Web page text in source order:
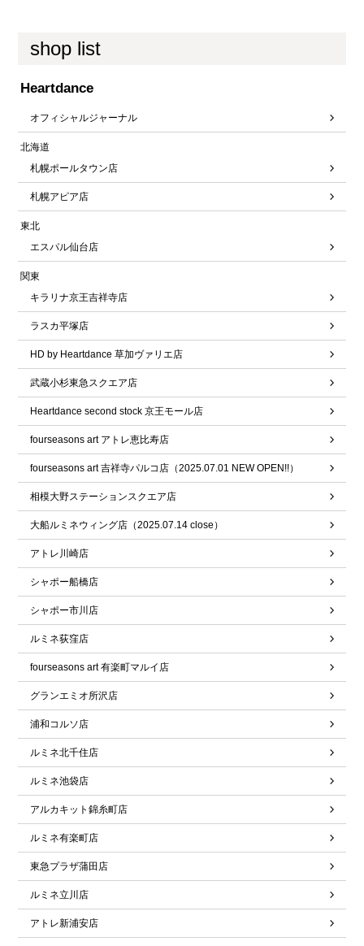
shop list
Heartdance
オフィシャルジャーナル
北海道
札幌ポールタウン店
札幌アピア店
東北
エスパル仙台店
関東
キラリナ京王吉祥寺店
ラスカ平塚店
HD by Heartdance 草加ヴァリエ店
武蔵小杉東急スクエア店
Heartdance second stock 京王モール店
fourseasons art アトレ恵比寿店
fourseasons art 吉祥寺パルコ店（2025.07.01 NEW OPEN!!）
相模大野ステーションスクエア店
大船ルミネウィング店（2025.07.14 close）
アトレ川崎店
シャポー船橋店
シャポー市川店
ルミネ荻窪店
fourseasons art 有楽町マルイ店
グランエミオ所沢店
浦和コルソ店
ルミネ北千住店
ルミネ池袋店
アルカキット錦糸町店
ルミネ有楽町店
東急プラザ蒲田店
ルミネ立川店
アトレ新浦安店